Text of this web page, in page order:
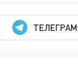
ТЕЛЕГРАМ